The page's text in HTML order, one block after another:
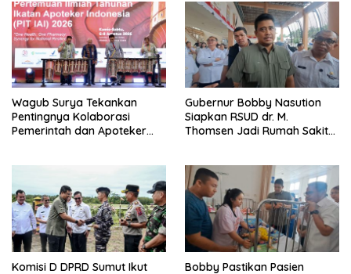
Wagub Surya Tekankan
Pentingnya Kolaborasi
Pemerintah dan Apoteker
Gubernur Bobby Nasution
Siapkan RSUD dr. M.
Thomsen Jadi Rumah Sakit
Komisi D DPRD Sumut Ikut
Bobby Pastikan Pasien